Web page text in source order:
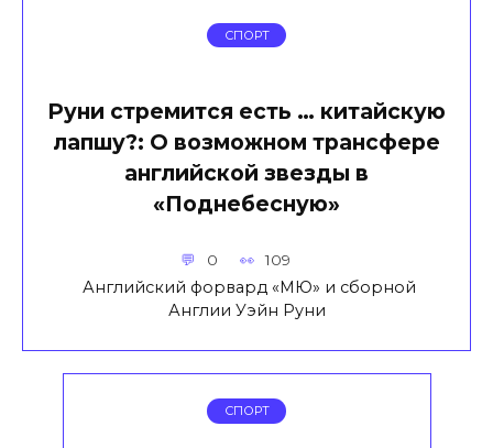
СПОРТ
Руни стремится есть … китайскую
лапшу?: О возможном трансфере
английской звезды в
«Поднебесную»
0 109
Английский форвард «МЮ» и сборной
Англии Уэйн Руни
СПОРТ